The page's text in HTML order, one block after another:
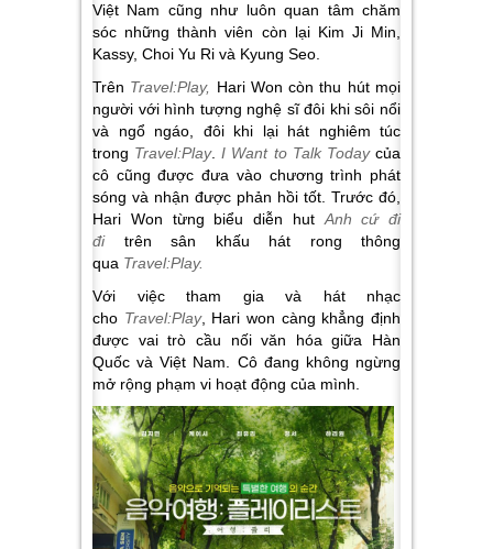
Việt Nam cũng như luôn quan tâm chăm
sóc những thành viên còn lại Kim Ji Min,
Kassy, Choi Yu Ri và Kyung Seo.
Trên Travel:Play, Hari Won còn thu hút mọi
người với hình tượng nghệ sĩ đôi khi sôi nổi
và ngổ ngáo, đôi khi lại hát nghiêm túc
trong Travel:Play.I Want to Talk Todaycủa
cô cũng được đưa vào chương trình phát
sóng và nhận được phản hồi tốt. Trước đó,
Hari Won từng biểu diễn hut Anh cứ đi
đitrên sân khấu hát rong thông
qua Travel:Play.
Với việc tham gia và hát nhạc
cho Travel:Play, Hari won càng khẳng định
được vai trò cầu nối văn hóa giữa Hàn
Quốc và Việt Nam. Cô đang không ngừng
mở rộng phạm vi hoạt động của mình.